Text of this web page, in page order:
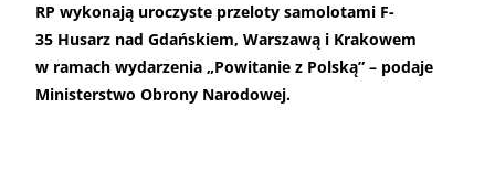
RP wykonają uroczyste przeloty samolotami F-
35 Husarz nad Gdańskiem, Warszawą i Krakowem
w ramach wydarzenia „Powitanie z Polską” – podaje
Ministerstwo Obrony Narodowej.